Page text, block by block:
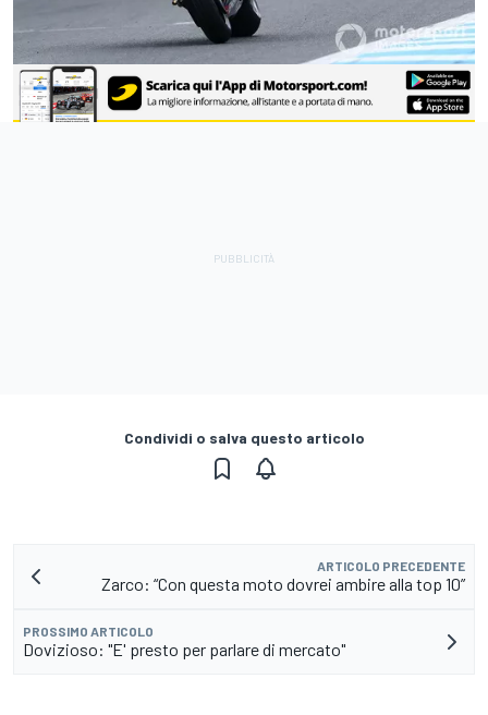
Condividi o salva questo articolo
ARTICOLO PRECEDENTE
Zarco: “Con questa moto dovrei ambire alla top 10”
PROSSIMO ARTICOLO
Dovizioso: "E' presto per parlare di mercato"